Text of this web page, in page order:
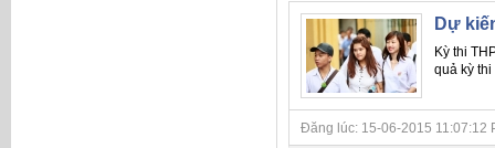
Dự
Kỳ thi
quả kỳ
Đăng lúc: 15-06-2015 11:07:12